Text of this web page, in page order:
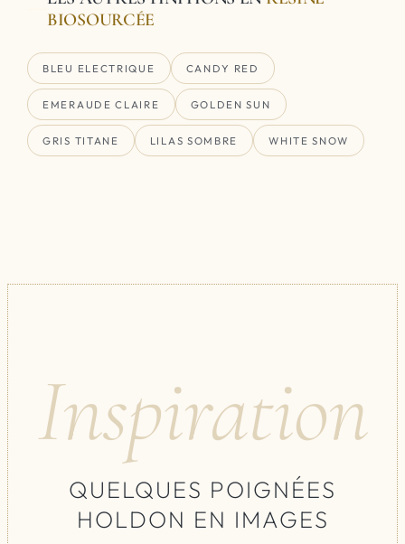
BIOSOURCÉE
BLEU ELECTRIQUE CANDY RED
EMERAUDE CLAIRE GOLDEN SUN
GRIS TITANE LILAS SOMBRE WHITE SNOW
Inspiration
QUELQUES POIGNÉES
HOLDON EN IMAGES